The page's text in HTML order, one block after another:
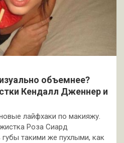
объемнее?
Кендалл Дженнер и
лайфхаки по макияжу.
Роза Сиард
губы такими же пухлыми, как